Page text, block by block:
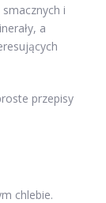
i
a
przepisy
chlebie.